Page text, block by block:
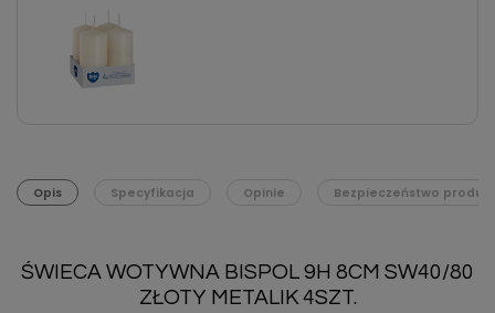
Opis Specyfikacja Opinie Bezpieczeństwo
ŚWIECA WOTYWNA BISPOL 9H 8CM SW40/80
ZŁOTY METALIK 4SZT.